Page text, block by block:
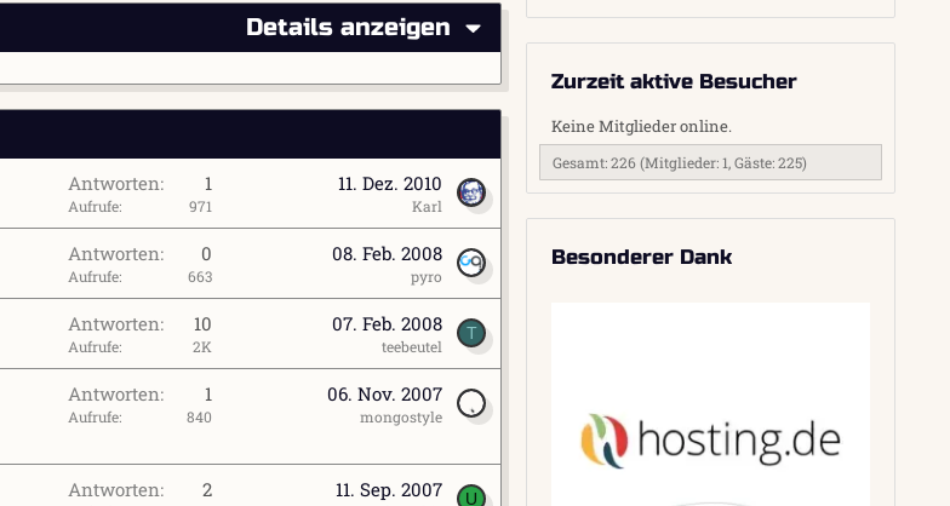
Details anzeigen
Antworten 1
Aufrufe 971
11. Dez. 2010
Karl
Antworten 0
Aufrufe 663
08. Feb. 2008
pyro
Antworten 10
Aufrufe 2K
07. Feb. 2008
teebeutel
T
Antworten 1
Aufrufe 840
06. Nov. 2007
mongostyle
Antworten 2 11. Sep. 2007 U
Zurzeit aktive Besucher
Keine Mitglieder online.
Gesamt: 226 (Mitglieder: 1, Gäste: 225)
Besonderer Dank